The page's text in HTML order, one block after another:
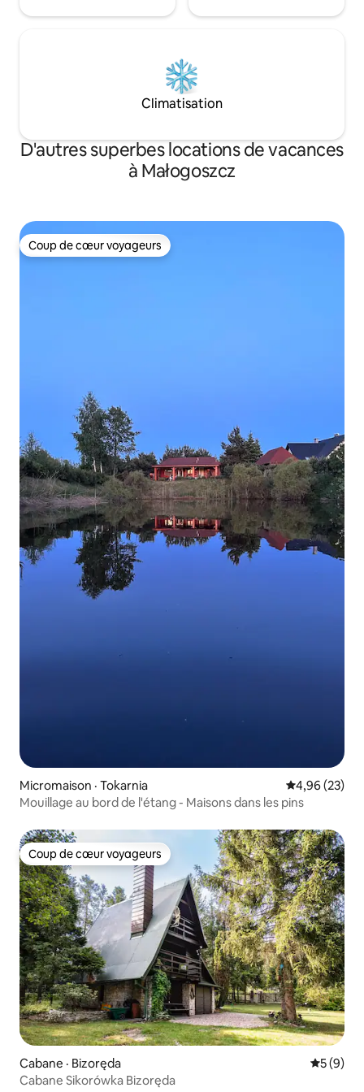
Climatisation
D'autres superbes locations de vacances
à Małogoszcz
Coup de cœur voyageurs
Coup de cœur voyageurs
Micromaison · Tokarnia Note
4,96 (23)
Mouillage au bord de l'étang - Maisons dans les pins
Coup de cœur voyageurs
Coup de cœur voyageurs
Cabane · Bizoręda Note
5 (9)
Cabane Sikorówka Bizoręda